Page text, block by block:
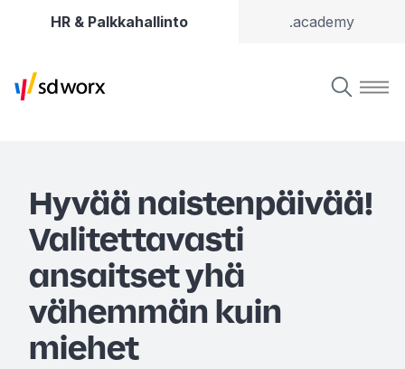
HR & Palkkahallinto .academy
Hyvää naistenpäivää!
Valitettavasti
ansaitset yhä
vähemmän kuin
miehet